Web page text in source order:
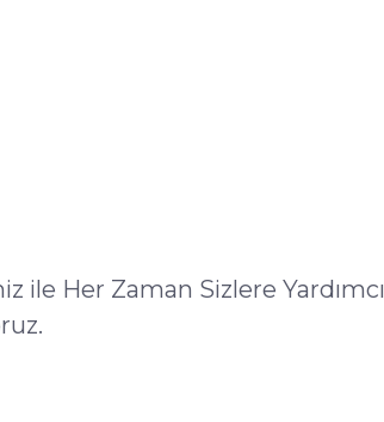
ile Her Zaman Sizlere Yardımcı